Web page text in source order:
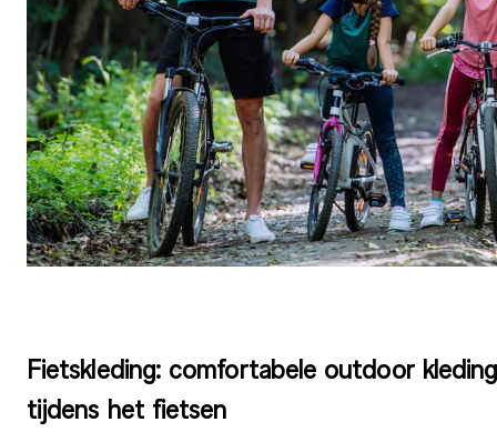
Fietskleding: comfortabele outdoor kleding
tijdens het fietsen